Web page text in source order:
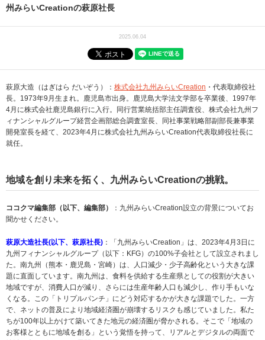
州みらいCreationの萩原社長
2025.06.04
萩原大造（はぎはら だいぞう）： 株式会社九州みらいCreation ・代表取締役社
長。1973年9月生まれ。鹿児島市出身。鹿児島大学法文学部を卒業後、1997年
4月に株式会社鹿児島銀行に入行。同行営業統括部主任調査役、株式会社九州フ
ィナンシャルグループ経営企画部総合調査室長、同社事業戦略部副部長兼事業
開発室長を経て、2023年4月に株式会社九州みらいCreation代表取締役社長に
就任。
地域を創り未来を拓く、九州みらいCreationの挑戦。
ココクマ編集部（以下、編集部）
：九州みらいCreation設立の背景についてお
聞かせください。
萩原大造社長(以下、萩原社長) ：「九州みらいCreation」は、2023年4月3日に
九州フィナンシャルグループ（以下：KFG）の100%子会社として設立されまし
た。南九州（熊本・鹿児島・宮崎）は、人口減少・少子高齢化という大きな課
題に直面しています。南九州は、食料を供給する生産県としての役割が大きい
地域ですが、消費人口が減り、さらには生産年齢人口も減少し、作り手もいな
くなる。この「トリプルパンチ」にどう対応するかが大きな課題でした。一方
で、ネットの普及により地域経済圏が崩壊するリスクも感じていました。私た
ちが100年以上かけて築いてきた地元の経済圏が脅かされる。そこで「地域の
お客様とともに地域を創る」という覚悟を持って、リアルとデジタルの両面で